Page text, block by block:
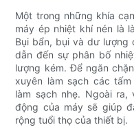
Một trong những khía
máy ép nhiệt khí nén là
Bụi bẩn, bụi và dư lượng
dẫn đến sự phân bố
lượng kém. Để ngăn
xuyên làm sạch các
làm sạch nhẹ. Ngoài
động của máy sẽ giúp
rộng tuổi thọ của thiết bị.